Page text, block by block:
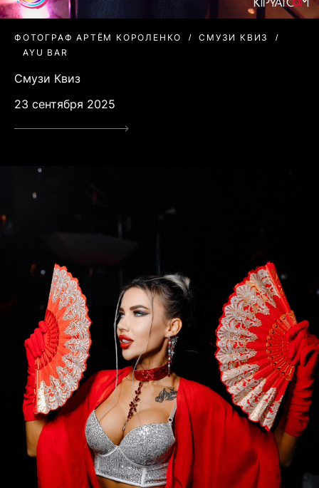
ФОТОГРАФ АРТЁМ КОРОЛЕНКО
СМУЗИ КВИЗ
AYU BAR
Смузи Квиз
23 сентября 2025